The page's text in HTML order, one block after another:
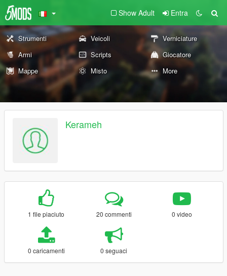
Show Adult Entra
Strumenti Veicoli
Verniciature
Armi
Scripts
Giocatore
Mappe
Misto More
Kerameh
1 file piaciuto 20 commenti 0 video
0 caricamenti 0 seguaci